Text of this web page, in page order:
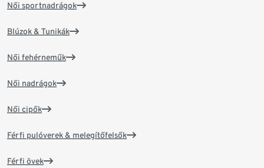
Női sportnadrágok
Blúzok & Tunikák
Női fehérneműk
Női nadrágok
Női cipők
Férfi pulóverek & melegítőfelsők
Férfi övek